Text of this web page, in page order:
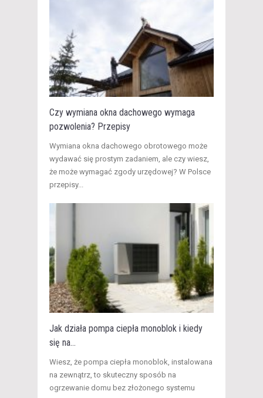
Czy wymiana okna dachowego wymaga
pozwolenia? Przepisy
​Wymiana okna dachowego obrotowego może
wydawać się prostym zadaniem, ale czy wiesz,
że może wymagać zgody urzędowej? W Polsce
przepisy...
Jak działa pompa ciepła monoblok i kiedy
się na...
​Wiesz, że pompa ciepła monoblok, instalowana
na zewnątrz, to skuteczny sposób na
ogrzewanie domu bez złożonego systemu